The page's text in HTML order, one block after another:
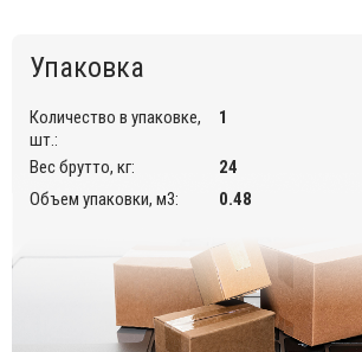
1200х800х1000 мм;
800х800х1100 мм;
900х900х1100 мм;
1200х800х1100 мм.
У моделей размером 700х700х750
900х900х750 мм ножки могут
поликарбоната или дуба.
У остальных моделей ножки
Упаковка
Количество в упаковке,
шт.:
1
Вес брутто, кг:
24
Объем упаковки, м3:
0.48